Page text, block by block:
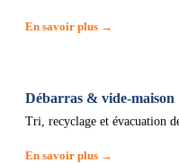
En savoir plus →
Débarras & vide-maison
Tri, recyclage et évacuation
En savoir plus →